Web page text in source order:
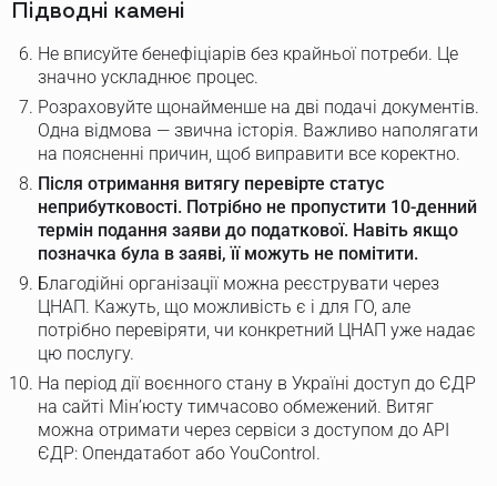
Підводні камені
Не вписуйте бенефіціарів без крайньої потреби. Це
значно ускладнює процес.
Розраховуйте щонайменше на дві подачі документів.
Одна відмова — звична історія. Важливо наполягати
на поясненні причин, щоб виправити все коректно.
Після отримання витягу перевірте статус
неприбутковості. Потрібно не пропустити 10-денний
термін подання заяви до податкової. Навіть якщо
позначка була в заяві, її можуть не помітити.
Благодійні організації можна реєструвати через
ЦНАП. Кажуть, що можливість є і для ГО, але
потрібно перевіряти, чи конкретний ЦНАП уже надає
цю послугу.
На період дії воєнного стану в Україні доступ до ЄДР
на сайті Мін’юсту тимчасово обмежений. Витяг
можна отримати через сервіси з доступом до API
ЄДР: Опендатабот або YouControl.